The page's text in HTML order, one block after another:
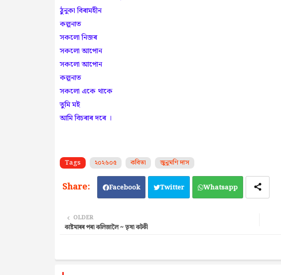
ঠুনুকা বিৰামহীন
কল্পনাত
সকলো নিজৰ
সকলো আপোন
সকলো আপোন
কল্পনাত
সকলো একে থাকে
তুমি মই
আমি বিচৰাৰ দৰে ।
Tags ২০২৬০৫ কবিতা জুনুমণি দাস
Facebook Twitter Whatsapp
OLDER
কাষ্টমাৰৰ পৰা কলিজালৈ ~ তৃষা কটকী